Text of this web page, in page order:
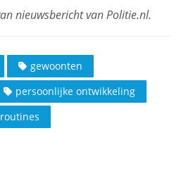
gewoonten
persoonlijke ontwikkeling
routines